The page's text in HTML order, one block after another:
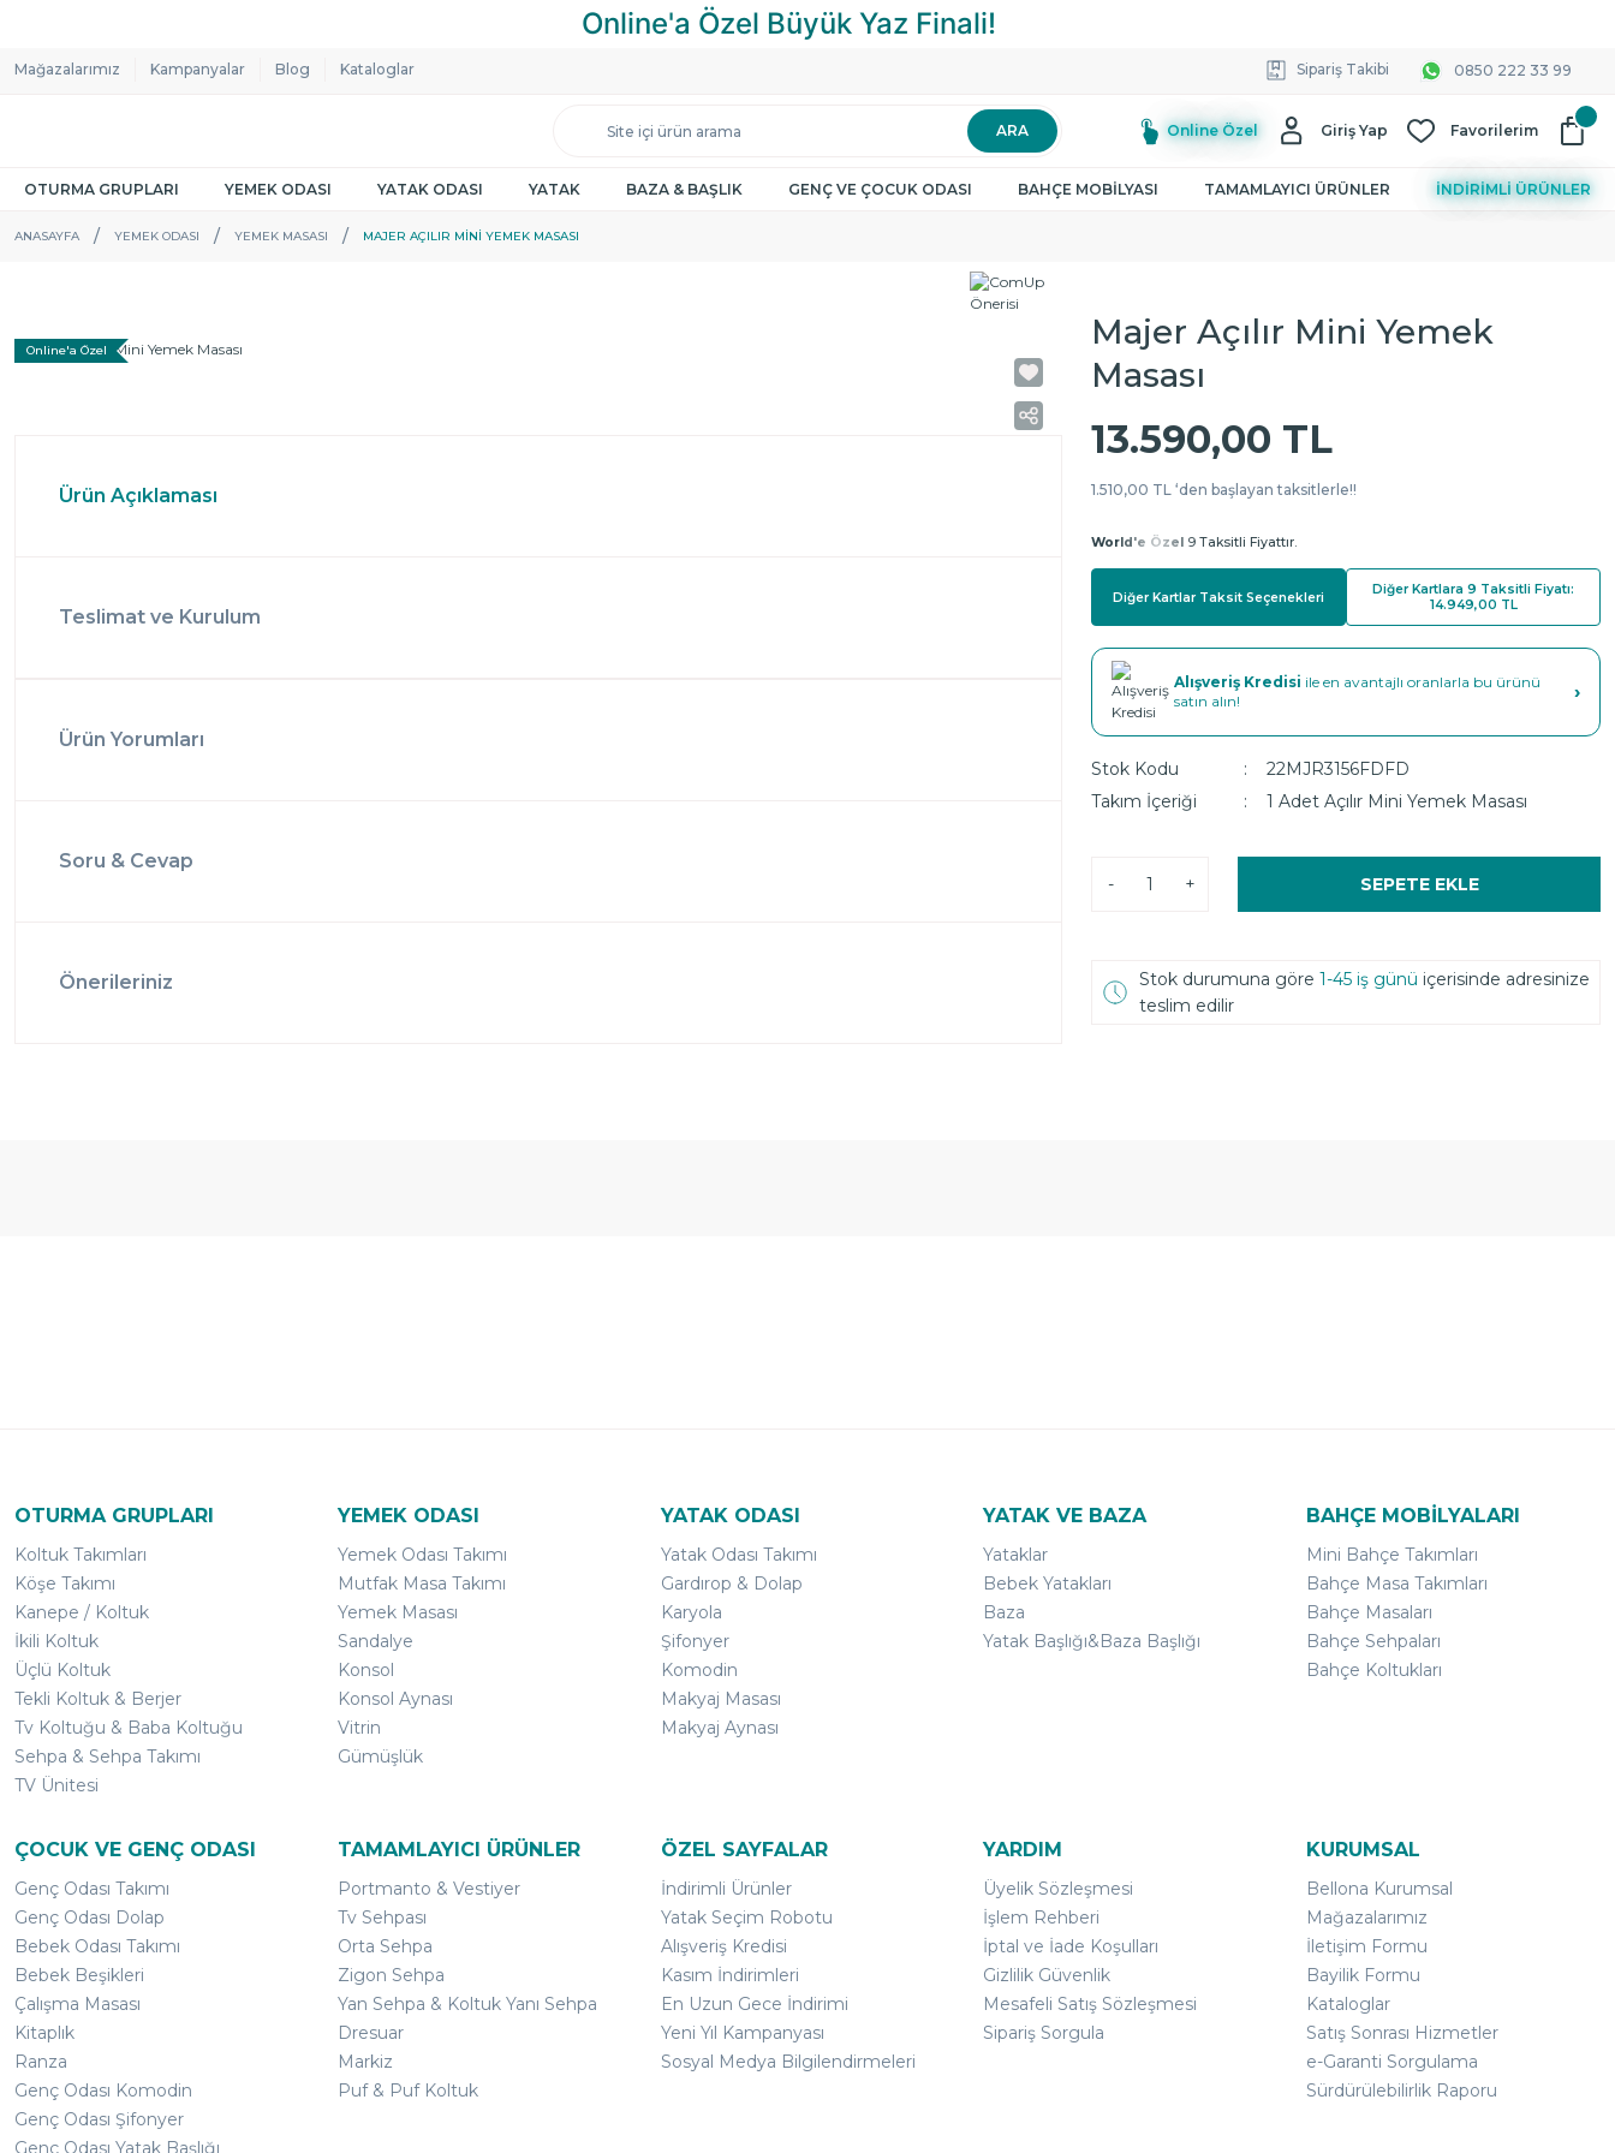
Mağazalarımız Kampanyalar Blog Kataloglar Sipariş Takibi 0850 222 33 99
ARA Online Özel Giriş Yap Favorilerim
OTURMA GRUPLARI YEMEK ODASI YATAK ODASI YATAK BAZA & BAŞLIK GENÇ VE ÇOCUK ODASI BAHÇE MOBİLYASI TAMAMLAYICI ÜRÜNLER İNDİRİMLİ ÜRÜNLER
ANASAYFA YEMEK ODASI YEMEK MASASI MAJER AÇILIR MINI YEMEK MASASI
Online'a Özel
Ürün Açıklaması
Teslimat ve Kurulum
Ürün Yorumları
Soru & Cevap
Önerileriniz
Majer Açılır Mini Yemek
Masası
13.590,00 TL
1.510,00 TL ‘den başlayan taksitlerle!!
World'e Özel 9 Taksitli Fiyattır.
Diğer Kartlar Taksit Seçenekleri
Diğer Kartlara 9 Taksitli Fiyatı:
14.949,00 TL
Alışveriş Kredisi ile en avantajlı oranlarla bu ürünü
satın alın!
›
Stok Kodu
22MJR3156FDFD
Takım İçeriği
1 Adet Açılır Mini Yemek Masası
- + SEPETE EKLE
Stok durumuna göre 1-45 iş günü içerisinde adresinize
teslim edilir
OTURMA GRUPLARI
Koltuk Takımları
Köşe Takımı
Kanepe / Koltuk
İkili Koltuk
Üçlü Koltuk
Tekli Koltuk & Berjer
Tv Koltuğu & Baba Koltuğu
Sehpa & Sehpa Takımı
TV Ünitesi
YEMEK ODASI
Yemek Odası Takımı
Mutfak Masa Takımı
Yemek Masası
Sandalye
Konsol
Konsol Aynası
Vitrin
Gümüşlük
YATAK ODASI
Yatak Odası Takımı
Gardırop & Dolap
Karyola
Şifonyer
Komodin
Makyaj Masası
Makyaj Aynası
YATAK VE BAZA
Yataklar
Bebek Yatakları
Baza
Yatak Başlığı&Baza Başlığı
BAHÇE MOBİLYALARI
Mini Bahçe Takımları
Bahçe Masa Takımları
Bahçe Masaları
Bahçe Sehpaları
Bahçe Koltukları
ÇOCUK VE GENÇ ODASI
Genç Odası Takımı
Genç Odası Dolap
Bebek Odası Takımı
Bebek Beşikleri
Çalışma Masası
Kitaplık
Ranza
Genç Odası Komodin
Genç Odası Şifonyer
Genç Odası Yatak Başlığı
TAMAMLAYICI ÜRÜNLER
Portmanto & Vestiyer
Tv Sehpası
Orta Sehpa
Zigon Sehpa
Yan Sehpa & Koltuk Yanı Sehpa
Dresuar
Markiz
Puf & Puf Koltuk
ÖZEL SAYFALAR
İndirimli Ürünler
Yatak Seçim Robotu
Alışveriş Kredisi
Kasım İndirimleri
En Uzun Gece İndirimi
Yeni Yıl Kampanyası
Sosyal Medya Bilgilendirmeleri
YARDIM
Üyelik Sözleşmesi
İşlem Rehberi
İptal ve İade Koşulları
Gizlilik Güvenlik
Mesafeli Satış Sözleşmesi
Sipariş Sorgula
KURUMSAL
Bellona Kurumsal
Mağazalarımız
İletişim Formu
Bayilik Formu
Kataloglar
Satış Sonrası Hizmetler
e-Garanti Sorgulama
Sürdürülebilirlik Raporu